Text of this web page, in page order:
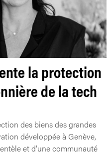
la protection
de la tech
des biens des grandes
développée à Genève,
et d'une communauté